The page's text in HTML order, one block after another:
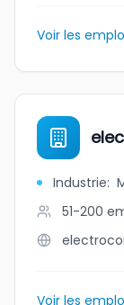
Voir les
Industrie:
51-200
Voir les